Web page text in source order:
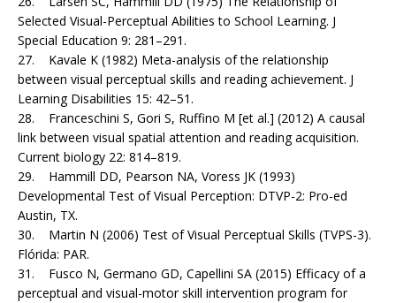
Selected Visual-Perceptual Abilities to School Learning. J
Special Education 9: 281–291.
27. Kavale K (1982) Meta-analysis of the relationship
between visual perceptual skills and reading achievement. J
Learning Disabilities 15: 42–51.
28. Franceschini S, Gori S, Ruffino M [et al.] (2012) A causal
link between visual spatial attention and reading acquisition.
Current biology 22: 814–819.
29. Hammill DD, Pearson NA, Voress JK (1993)
Developmental Test of Visual Perception: DTVP-2: Pro-ed
Austin, TX.
30. Martin N (2006) Test of Visual Perceptual Skills (TVPS-3).
Flórida: PAR.
31. Fusco N, Germano GD, Capellini SA (2015) Efficacy of a
perceptual and visual-motor skill intervention program for